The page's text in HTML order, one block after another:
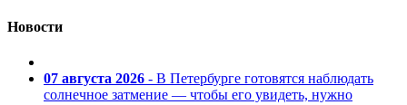
Новости
07 августа 2026 - В Петербурге готовятся наблюдать
солнечное затмение — чтобы его увидеть, нужно